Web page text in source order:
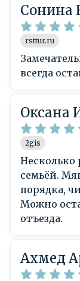
Сонина
rsttur.ru
всегда
Оксана
2gis
Несколько
семьёй.
порядка,
Можно
отъезда.
Ахмед